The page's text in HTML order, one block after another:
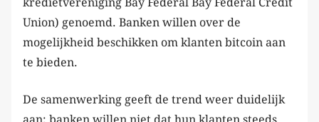
Union) genoemd. Banken willen over de
mogelijkheid beschikken om klanten bitcoin aan
te bieden.
De samenwerking geeft de trend weer duidelijk